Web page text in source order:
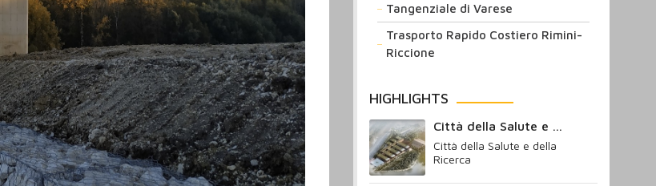
Tangenziale di Varese
Trasporto Rapido Costiero Rimini-
Riccione
HIGHLIGHTS
Città della Salute e ...
Città della Salute e della
Ricerca